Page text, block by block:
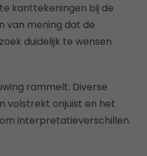
kanttekeningen bij de
van mening dat de
duidelijk te wensen
rammelt. Diverse
volstrekt onjuist en het
interpretatieverschillen.